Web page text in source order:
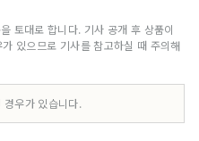
토대로 합니다. 기사 공개 후 상품이
있으므로 기사를 참고하실 때 주의해
우가 있습니다.